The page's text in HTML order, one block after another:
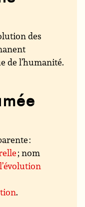
des
de l’humanité.
:
; nom
.